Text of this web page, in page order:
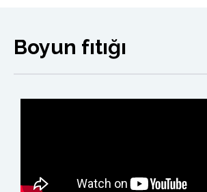
Boyun fıtığı